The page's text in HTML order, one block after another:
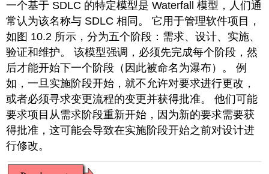
一个基于 SDLC 的特定模型是 Waterfall 模型，人们通
常认为该名称与 SDLC 相同。 它用于管理软件项目，
如图 10.2 所示，分为五个阶段：需求、设计、实施、
验证和维护。 该模型强调，必须先完成每个阶段，然
后才能开始下一个阶段（因此被命名为瀑布）。 例
如，一旦实施阶段开始，就不允许对要求进行更改，
或者必须寻求变更流程的变更并获得批准。 他们可能
要求项目从需求阶段重新开始，因为新的要求需要获
得批准，这可能会导致在实施阶段开始之前对设计进
行修改。